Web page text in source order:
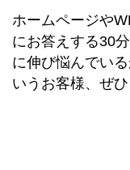
ホームページや
にお答えする30
に伸び悩んでい
いうお客様、ぜ